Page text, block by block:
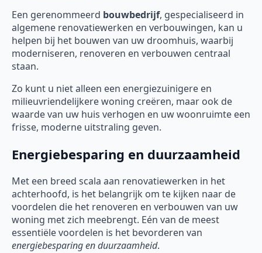
Een gerenommeerd bouwbedrijf, gespecialiseerd in
algemene renovatiewerken en verbouwingen, kan u
helpen bij het bouwen van uw droomhuis, waarbij
moderniseren, renoveren en verbouwen centraal
staan.
Zo kunt u niet alleen een energiezuinigere en
milieuvriendelijkere woning creëren, maar ook de
waarde van uw huis verhogen en uw woonruimte een
frisse, moderne uitstraling geven.
Energiebesparing en duurzaamheid
Met een breed scala aan renovatiewerken in het
achterhoofd, is het belangrijk om te kijken naar de
voordelen die het renoveren en verbouwen van uw
woning met zich meebrengt. Eén van de meest
essentiële voordelen is het bevorderen van
energiebesparing en duurzaamheid.